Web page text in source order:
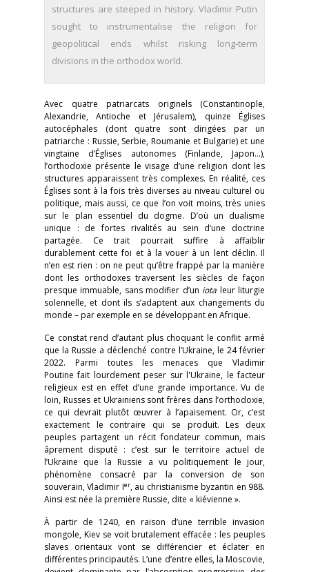
structures are steeped in history. Vladimir Putin
sought to instrumentalise the religion for
geopolitical ends whilst risking long-term
divisions in the orthodox world.
Avec quatre patriarcats originels (Constantinople,
Alexandrie, Antioche et Jérusalem), quinze Églises
autocéphales (dont quatre sont dirigées par un
patriarche : Russie, Serbie, Roumanie et Bulgarie) et une
vingtaine d’Églises autonomes (Finlande, Japon…),
l’orthodoxie présente le visage d’une religion dont les
structures apparaissent très complexes. En réalité, ces
Églises sont à la fois très diverses au niveau culturel ou
politique, mais aussi, ce que l’on voit moins, très unies
sur le plan essentiel du dogme. D’où un dualisme
unique : de fortes rivalités au sein d’une doctrine
partagée. Ce trait pourrait suffire à affaiblir
durablement cette foi et à la vouer à un lent déclin. Il
n’en est rien : on ne peut qu’être frappé par la manière
dont les orthodoxes traversent les siècles de façon
presque immuable, sans modifier d’un iota leur liturgie
solennelle, et dont ils s’adaptent aux changements du
monde – par exemple en se développant en Afrique.
Ce constat rend d’autant plus choquant le conflit armé
que la Russie a déclenché contre l’Ukraine, le 24 février
2022. Parmi toutes les menaces que Vladimir
Poutine fait lourdement peser sur l'Ukraine, le facteur
religieux est en effet d’une grande importance. Vu de
loin, Russes et Ukrainiens sont frères dans l’orthodoxie,
ce qui devrait plutôt œuvrer à l’apaisement. Or, c’est
exactement le contraire qui se produit. Les deux
peuples partagent un récit fondateur commun, mais
âprement disputé : c’est sur le territoire actuel de
l’Ukraine que la Russie a vu politiquement le jour,
phénomène consacré par la conversion de son
souverain, Vladimir Ier, au christianisme byzantin en 988.
Ainsi est née la première Russie, dite « kiévienne ».
À partir de 1240, en raison d’une terrible invasion
mongole, Kiev se voit brutalement effacée : les peuples
slaves orientaux vont se différencier et éclater en
différentes principautés. L’une d’entre elles, la Moscovie,